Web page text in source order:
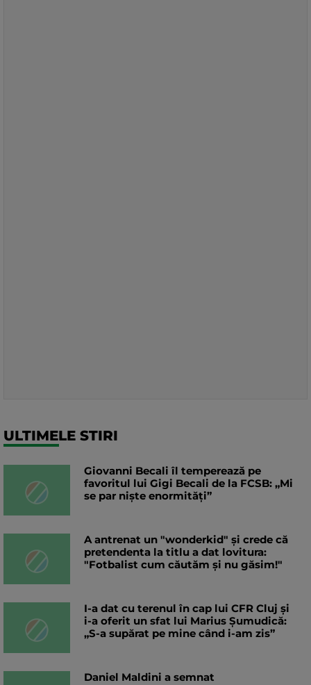
ULTIMELE STIRI
Giovanni Becali îl temperează pe
favoritul lui Gigi Becali de la FCSB: „Mi
se par niște enormități”
A antrenat un "wonderkid" și crede că
pretendenta la titlu a dat lovitura:
"Fotbalist cum căutăm și nu găsim!"
I-a dat cu terenul în cap lui CFR Cluj și
i-a oferit un sfat lui Marius Șumudică:
„S-a supărat pe mine când i-am zis”
Daniel Maldini a semnat